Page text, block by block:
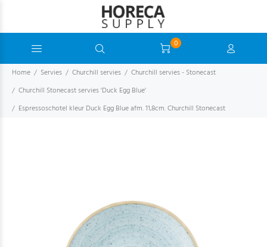
0
Home Servies Churchill servies
Churchill servies - Stonecast
Churchill Stonecast servies 'Duck Egg Blue'
Espressoschotel kleur Duck Egg Blue afm. 11,8cm. Churchill Stonecast